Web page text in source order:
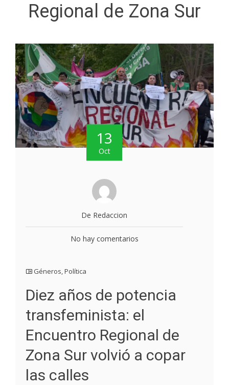
Regional de Zona Sur
13
Oct
De Redaccion
No hay comentarios
Géneros,Política
Diez años de potencia
transfeminista: el
Encuentro Regional de
Zona Sur volvió a copar
las calles